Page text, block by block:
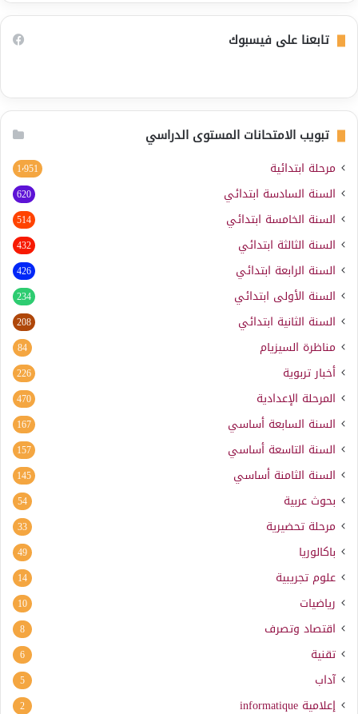
تابعنا على فيسبوك
تبويب الامتحانات المستوى الدراسي
مرحلة ابتدائية 1٬951
السنة السادسة ابتدائي 620
السنة الخامسة ابتدائي 514
السنة الثالثة ابتدائي 432
السنة الرابعة ابتدائي 426
السنة الأولى ابتدائي 234
السنة الثانية ابتدائي 208
مناظرة السيزيام 84
أخبار تربوية 226
المرحلة الإعدادية 470
السنة السابعة أساسي 167
السنة التاسعة أساسي 157
السنة الثامنة أساسي 145
بحوث عربية 54
مرحلة تحضيرية 33
باكالوريا 49
علوم تجريبية 14
رياضيات 10
اقتصاد وتصرف 8
تقنية 6
آداب 5
إعلامية informatique
2